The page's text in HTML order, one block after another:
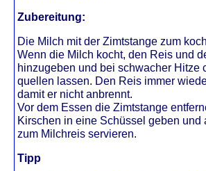
Zubereitung:
Die Milch mit der Zimtstange zum
Wenn die Milch kocht, den Reis und
hinzugeben und bei schwacher Hitze
quellen lassen. Den Reis immer
damit er nicht anbrennt.
Vor dem Essen die Zimtstange
Kirschen in eine Schüssel geben und
zum Milchreis servieren.
Tipp